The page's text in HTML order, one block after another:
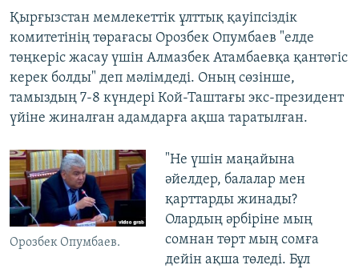
Қырғызстан мемлекеттік ұлттық қауіпсіздік
комитетінің төрағасы Орозбек Опумбаев "елде
төңкеріс жасау үшін Алмазбек Атамбаевқа қантөгіс
керек болды" деп мәлімдеді. Оның сөзінше,
тамыздың 7-8 күндері Кой-Таштағы экс-президент
үйіне жиналған адамдарға ақша таратылған.
Орозбек Опумбаев.
"Не үшін маңайына
әйелдер, балалар мен
қарттарды жинады?
Олардың әрбіріне мың
сомнан төрт мың сомға
дейін ақша төледі. Бұл